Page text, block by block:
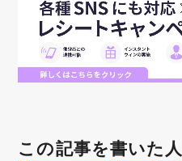
この記事を書いた人